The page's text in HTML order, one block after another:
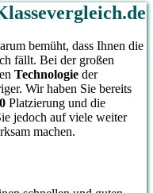
bemüht, dass Ihnen die
fällt. Bei der großen
Technologie der
Wir haben Sie bereits
Platzierung und die
jedoch auf viele weiter
machen.